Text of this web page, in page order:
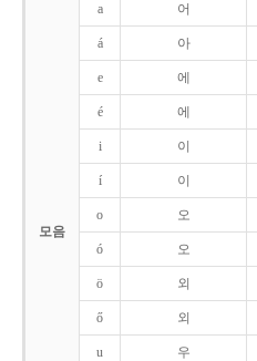
모음
a 어
á 아
e 에
é 에
i 이
í 이
o 오
ó 오
ö 외
ő 외
u 우